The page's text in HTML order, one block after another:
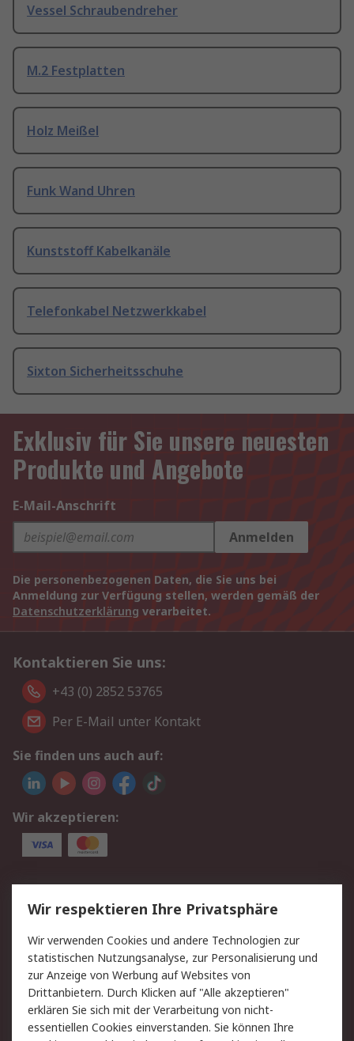
Vessel Schraubendreher
M.2 Festplatten
Holz Meißel
Funk Wand Uhren
Kunststoff Kabelkanäle
Telefonkabel Netzwerkkabel
Sixton Sicherheitsschuhe
Exklusiv für Sie unsere neuesten
Produkte und Angebote
E-Mail-Anschrift
Anmelden
Die personenbezogenen Daten, die Sie uns bei
Anmeldung zur Verfügung stellen, werden gemäß der
Datenschutzerklärung verarbeitet.
Kontaktieren Sie uns:
+43 (0) 2852 53765
Per E-Mail unter Kontakt
Sie finden uns auch auf:
Wir akzeptieren:
Service
Value Added Services
Lieferlösungen
Rücksendung/Entsorgung Kontakt
Hilfe
Rechtliches
RS Verkaufs- und Datenschutz
Wir respektieren Ihre Privatsphäre
Wir verwenden Cookies und andere Technologien zur
statistischen Nutzungsanalyse, zur Personalisierung und
zur Anzeige von Werbung auf Websites von
Drittanbietern. Durch Klicken auf "Alle akzeptieren"
erklären Sie sich mit der Verarbeitung von nicht-
essentiellen Cookies einverstanden. Sie können Ihre